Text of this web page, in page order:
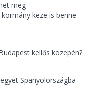
meg
keze is benne
kellős közepén?
Spanyolországba